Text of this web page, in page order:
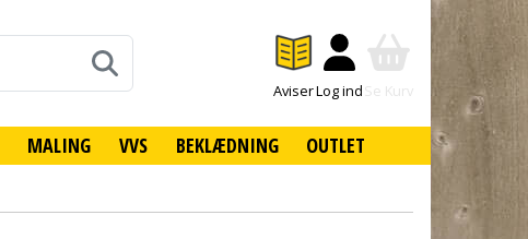
MALING VVS BEKLÆDNING OUTLET
AviserLog indSe Kurv